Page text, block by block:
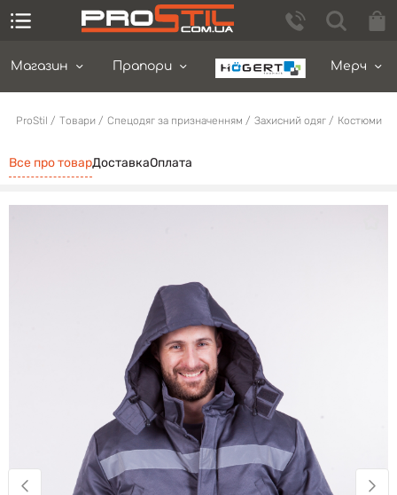
Магазин Прапори Мерч
ProStil Товари Спецодяг за призначенням Захисний одяг Костюми
Все про товарДоставкаОплата